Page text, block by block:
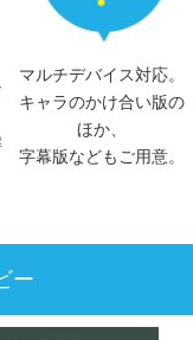
マルチデバイス対応。
キャラのかけ合い版の
ほか、
字幕版などもご用意。
ー